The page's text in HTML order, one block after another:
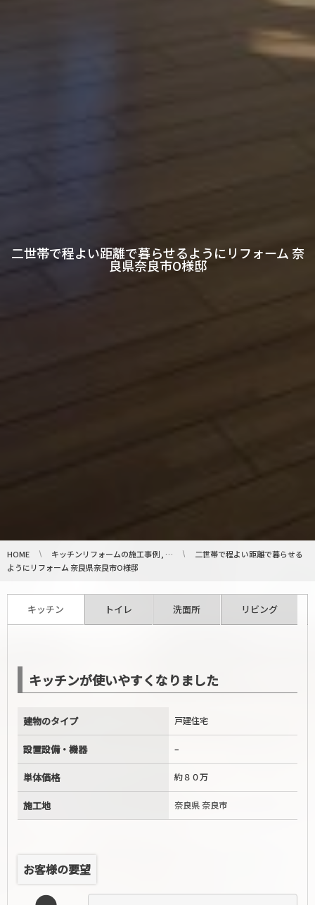
二世帯で程よい距離で暮らせるようにリフォーム 奈
良県奈良市O様邸
HOME キッチンリフォームの施工事例 , …
二世帯で程よい距離で暮らせる
ようにリフォーム 奈良県奈良市O様邸
キッチン トイレ 洗面所 リビング
キッチンが使いやすくなりました
建物のタイプ 戸建住宅
設置設備・機器 –
単体価格 約８０万
施工地 奈良県 奈良市
お客様の要望